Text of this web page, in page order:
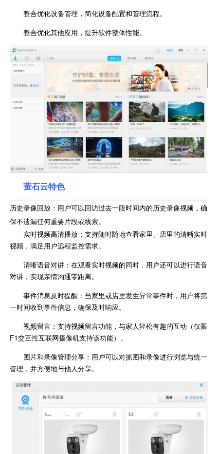
整合优化设备管理，简化设备配置和管理流程。
整合优化其他应用，提升软件整体性能。
萤石云特色
历史录像回放：用户可以回访过去一段时间内的历史录像视频，确
保不遗漏任何重要片段或线索。
实时视频高清播放：支持随时随地查看家里、店里的清晰实时
视频，满足用户远程监控需求。
清晰语音对讲：在观看实时视频的同时，用户还可以进行语音
对讲，实现亲情沟通零距离。
事件消息及时提醒：当家里或店里发生异常事件时，用户将第
一时间收到事件信息，确保及时响应。
视频留言：支持视频留言功能，与家人轻松有趣的互动（仅限
F1交互性互联网摄像机支持该功能）。
图片和录像管理分享：用户可以对抓图和录像进行浏览与统一
管理，并方便地与他人分享。